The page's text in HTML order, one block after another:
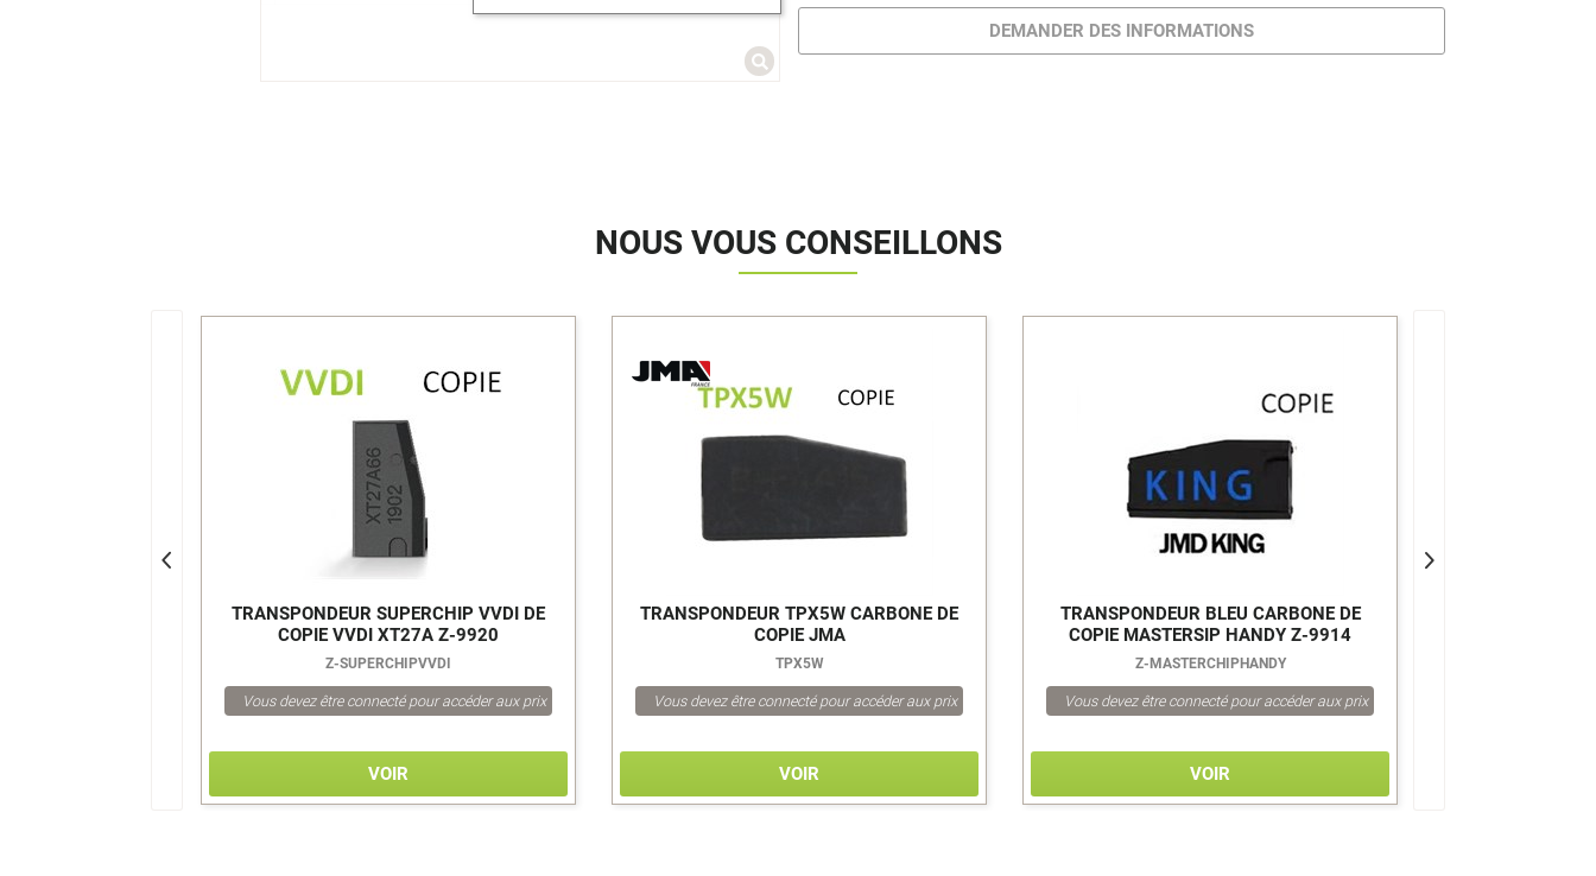
DEMANDER DES INFORMATIONS
NOUS VOUS CONSEILLONS
TRANSPONDEUR SUPERCHIP VVDI DE
COPIE VVDI XT27A Z-9920
Z-SUPERCHIPVVDI
Vous devez être connecté pour accéder aux prix
VOIR
TRANSPONDEUR TPX5W CARBONE DE
COPIE JMA
TPX5W
Vous devez être connecté pour accéder aux prix
VOIR
TRANSPONDEUR BLEU CARBONE DE
COPIE MASTERSIP HANDY Z-9914
Z-MASTERCHIPHANDY
Vous devez être connecté pour accéder aux prix
VOIR